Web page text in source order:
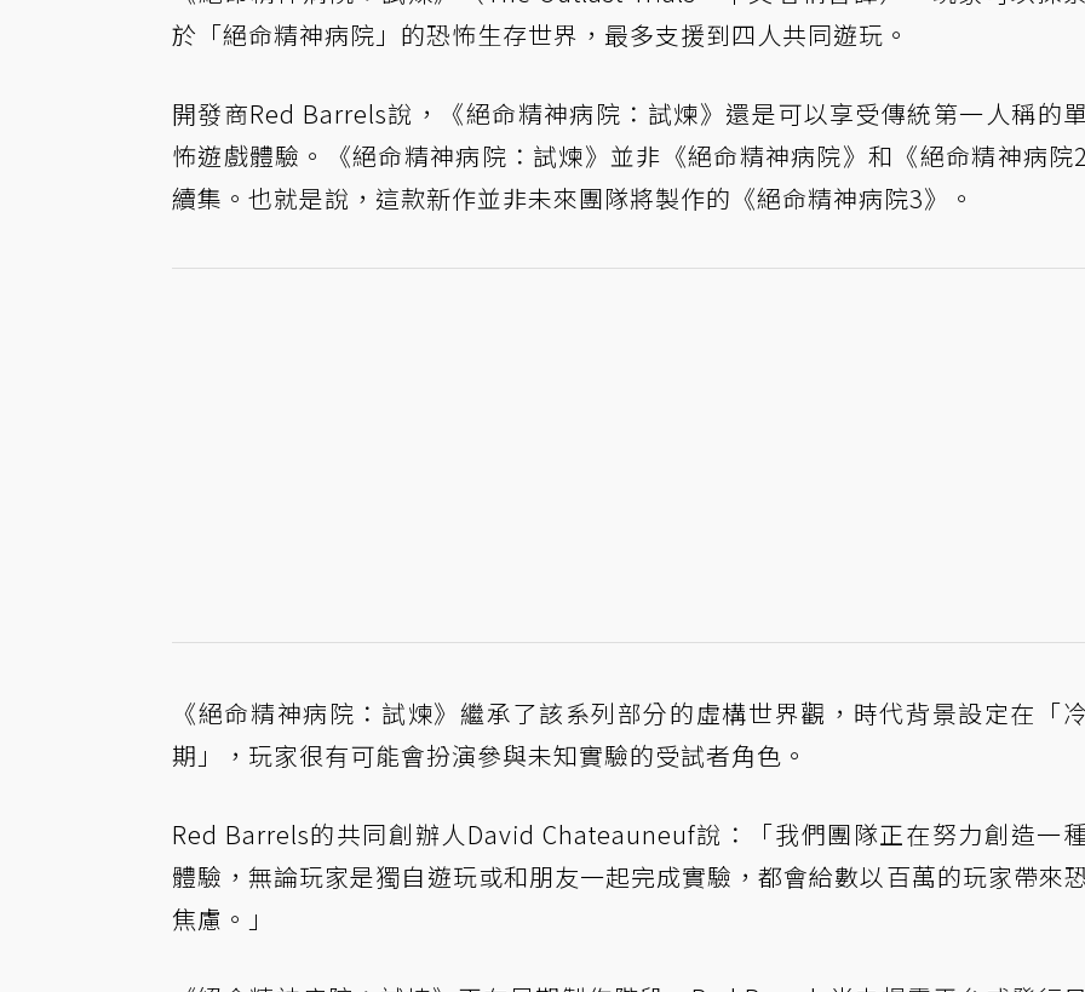
於「絕命精神病院」的恐怖生存世界，最多支援到四人共同遊玩。
開發商Red Barrels說，《絕命精神病院：試煉》還是可以享受傳統第一人稱的
怖遊戲體驗。《絕命精神病院：試煉》並非《絕命精神病院》和《絕命精神病院
續集。也就是說，這款新作並非未來團隊將製作的《絕命精神病院3》。
《絕命精神病院：試煉》繼承了該系列部分的虛構世界觀，時代背景設定在「
期」，玩家很有可能會扮演參與未知實驗的受試者角色。
Red Barrels的共同創辦人David Chateauneuf說：「我們團隊正在努力創造一
體驗，無論玩家是獨自遊玩或和朋友一起完成實驗，都會給數以百萬的玩家帶來
焦慮。」